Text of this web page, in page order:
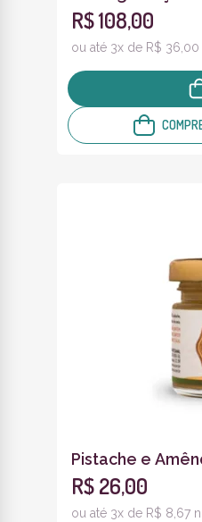
R$ 108,00
ou até 3x de R$
Pistache e
R$ 26,00
ou até 3x de R$ 8,67